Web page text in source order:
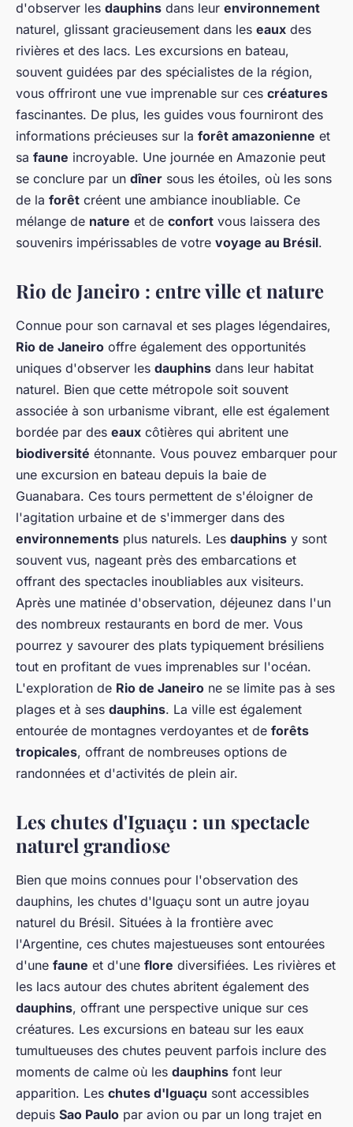
d'observer les dauphins dans leur environnement
naturel, glissant gracieusement dans les eaux des
rivières et des lacs. Les excursions en bateau,
souvent guidées par des spécialistes de la région,
vous offriront une vue imprenable sur ces créatures
fascinantes. De plus, les guides vous fourniront des
informations précieuses sur la forêt amazonienne et
sa faune incroyable. Une journée en Amazonie peut
se conclure par un dîner sous les étoiles, où les sons
de la forêt créent une ambiance inoubliable. Ce
mélange de nature et de confort vous laissera des
souvenirs impérissables de votre voyage au Brésil.
Rio de Janeiro : entre ville et nature
Connue pour son carnaval et ses plages légendaires,
Rio de Janeiro offre également des opportunités
uniques d'observer les dauphins dans leur habitat
naturel. Bien que cette métropole soit souvent
associée à son urbanisme vibrant, elle est également
bordée par des eaux côtières qui abritent une
biodiversité étonnante. Vous pouvez embarquer pour
une excursion en bateau depuis la baie de
Guanabara. Ces tours permettent de s'éloigner de
l'agitation urbaine et de s'immerger dans des
environnements plus naturels. Les dauphins y sont
souvent vus, nageant près des embarcations et
offrant des spectacles inoubliables aux visiteurs.
Après une matinée d'observation, déjeunez dans l'un
des nombreux restaurants en bord de mer. Vous
pourrez y savourer des plats typiquement brésiliens
tout en profitant de vues imprenables sur l'océan.
L'exploration de Rio de Janeiro ne se limite pas à ses
plages et à ses dauphins. La ville est également
entourée de montagnes verdoyantes et de forêts
tropicales, offrant de nombreuses options de
randonnées et d'activités de plein air.
Les chutes d'Iguaçu : un spectacle
naturel grandiose
Bien que moins connues pour l'observation des
dauphins, les chutes d'Iguaçu sont un autre joyau
naturel du Brésil. Situées à la frontière avec
l'Argentine, ces chutes majestueuses sont entourées
d'une faune et d'une flore diversifiées. Les rivières et
les lacs autour des chutes abritent également des
dauphins, offrant une perspective unique sur ces
créatures. Les excursions en bateau sur les eaux
tumultueuses des chutes peuvent parfois inclure des
moments de calme où les dauphins font leur
apparition. Les chutes d'Iguaçu sont accessibles
depuis Sao Paulo par avion ou par un long trajet en